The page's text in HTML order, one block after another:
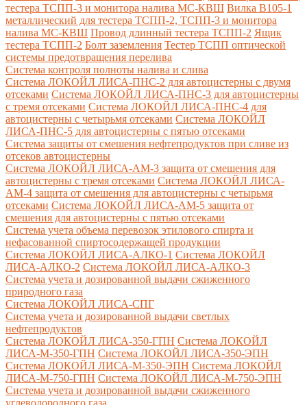
тестера ТСПП-3 и монитора налива МС-КВШ Вилка В105-1
металлический для тестера ТСПП-2, ТСПП-3 и монитора
налива МС-КВШ Провод длинный тестера ТСПП-2 Ящик
тестера ТСПП-2 Болт заземления Тестер ТСПП оптической
системы предотвращения перелива
Cистема контроля полноты налива и слива
Система ЛОКОЙЛ ЛИСА-ПНС-2 для автоцистерны с двумя
отсеками Система ЛОКОЙЛ ЛИСА-ПНС-3 для автоцистерны
с тремя отсеками Система ЛОКОЙЛ ЛИСА-ПНС-4 для
автоцистерны с четырьмя отсеками Система ЛОКОЙЛ
ЛИСА-ПНС-5 для автоцистерны с пятью отсеками
Система защиты от смешения нефтепродуктов при сливе из
отсеков автоцистерны
Система ЛОКОЙЛ ЛИСА-AM-3 защита от смешения для
автоцистерны с тремя отсеками Система ЛОКОЙЛ ЛИСА-
AM-4 защита от смешения для автоцистерны с четырьмя
отсеками Система ЛОКОЙЛ ЛИСА-AM-5 защита от
смешения для автоцистерны с пятью отсеками
Система учета объема перевозок этилового спирта и
нефасованной спиртосодержащей продукции
Система ЛОКОЙЛ ЛИСА-AЛКО-1 Система ЛОКОЙЛ
ЛИСА-АЛКО-2 Система ЛОКОЙЛ ЛИСА-АЛКО-3
Система учета и дозированной выдачи сжиженного
природного газа
Система ЛОКОЙЛ ЛИСА-СПГ
Система учета и дозированной выдачи светлых
нефтепродуктов
Система ЛОКОЙЛ ЛИСА-350-ГПН Система ЛОКОЙЛ
ЛИСА-М-350-ГПН Система ЛОКОЙЛ ЛИСА-350-ЭПН
Система ЛОКОЙЛ ЛИСА-М-350-ЭПН Система ЛОКОЙЛ
ЛИСА-М-750-ГПН Система ЛОКОЙЛ ЛИСА-М-750-ЭПН
Система учета и дозированной выдачи сжиженного
углеводородного газа